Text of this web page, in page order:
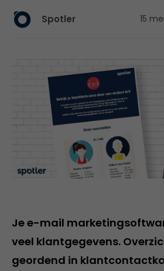
Spotler 15
Je e-mail
veel klantgegevens.
geordend in